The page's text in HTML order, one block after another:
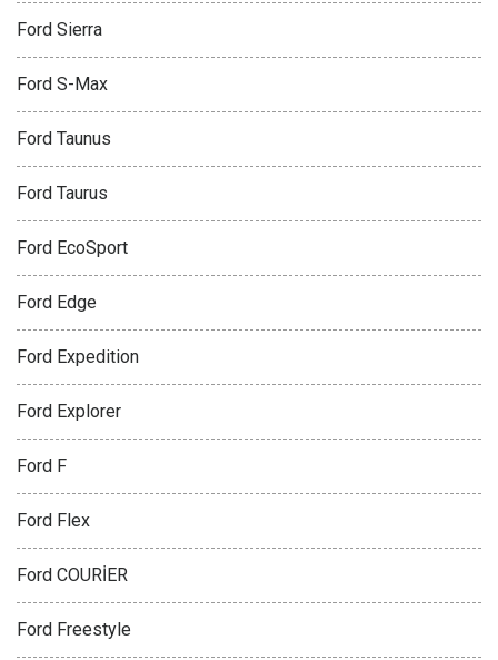
Ford Sierra
Ford S-Max
Ford Taunus
Ford Taurus
Ford EcoSport
Ford Edge
Ford Expedition
Ford Explorer
Ford F
Ford Flex
Ford COURİER
Ford Freestyle